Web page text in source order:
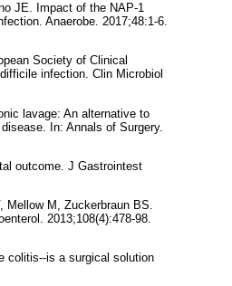
JE. Impact of the NAP-1
Anaerobe. 2017;48:1-6.
Society of Clinical
infection. Clin Microbiol
lavage: An alternative to
In: Annals of Surgery.
outcome. J Gastrointest
M, Zuckerbraun BS.
2013;108(4):478-98.
colitis--is a surgical solution